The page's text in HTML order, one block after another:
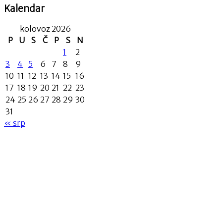
Kalendar
kolovoz 2026
P
U S Č P S
N
1
2
3
4 5 6 7 8
9
10 11 12 13 14 15 16
17 18 19 20 21 22 23
24 25 26 27 28 29 30
31
« srp